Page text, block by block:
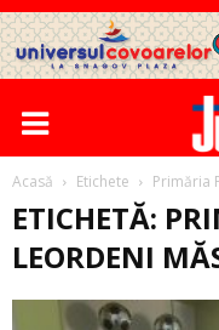
Acasă Etichete Primăria
ETICHETĂ:
LEORDENI